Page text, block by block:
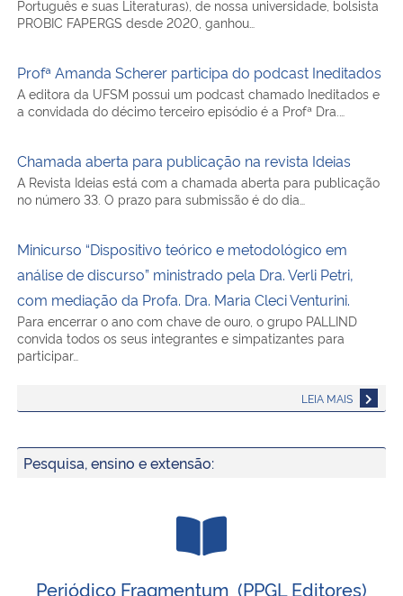
Português e suas Literaturas), de nossa universidade, bolsista
PROBIC FAPERGS desde 2020, ganhou…
Profª Amanda Scherer participa do podcast Ineditados
A editora da UFSM possui um podcast chamado Ineditados e
a convidada do décimo terceiro episódio é a Profª Dra.…
Chamada aberta para publicação na revista Ideias
A Revista Ideias está com a chamada aberta para publicação
no número 33. O prazo para submissão é do dia…
Minicurso “Dispositivo teórico e metodológico em
análise de discurso” ministrado pela Dra. Verli Petri,
com mediação da Profa. Dra. Maria Cleci Venturini.
Para encerrar o ano com chave de ouro, o grupo PALLIND
convida todos os seus integrantes e simpatizantes para
participar…
LEIA MAIS
Pesquisa, ensino e extensão:
Periódico Fragmentum‎ ‎ (PPGL Editores)